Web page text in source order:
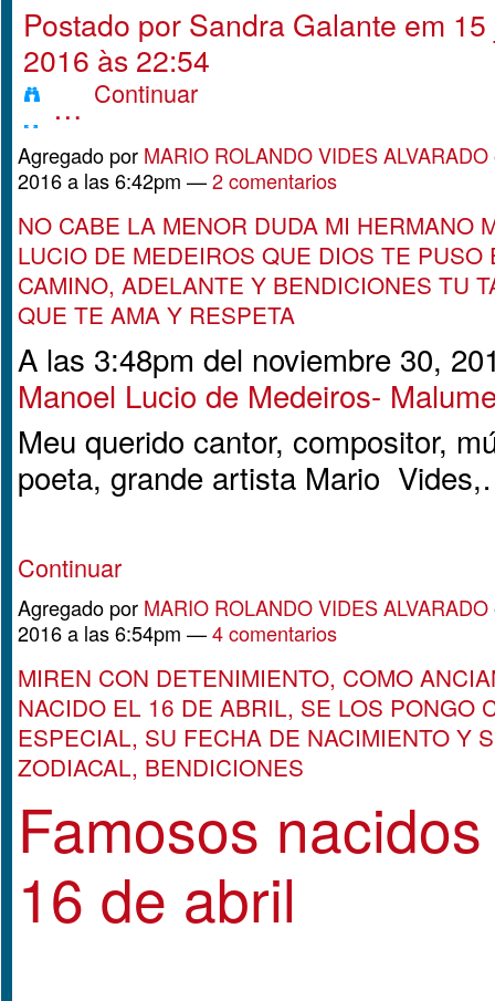
Postado por Sandra Galante em
2016 às 22:54
… Continuar
Agregado por MARIO ROLANDO VIDES ALVARADO
2016 a las 6:42pm —2 comentarios
NO CABE LA MENOR DUDA MI HERMANO
LUCIO DE MEDEIROS QUE DIOS TE PUSO
CAMINO, ADELANTE Y BENDICIONES TU
QUE TE AMA Y RESPETA
A las 3:48pm del noviembre 30,
Manoel Lucio de Medeiros-
Meu querido cantor, compositor,
poeta, grande artista Mario
Continuar
Agregado por MARIO ROLANDO VIDES ALVARADO
2016 a las 6:54pm —4 comentarios
MIREN CON DETENIMIENTO, COMO
NACIDO EL 16 DE ABRIL, SE LOS PONGO
ESPECIAL, SU FECHA DE NACIMIENTO Y
ZODIACAL, BENDICIONES
Famosos
16 de abril